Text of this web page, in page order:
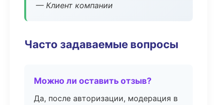
— Клиент компании
Часто задаваемые вопросы
Можно ли оставить отзыв?
Да, после авторизации, модерация в